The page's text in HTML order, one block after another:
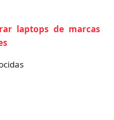
laptops de marcas